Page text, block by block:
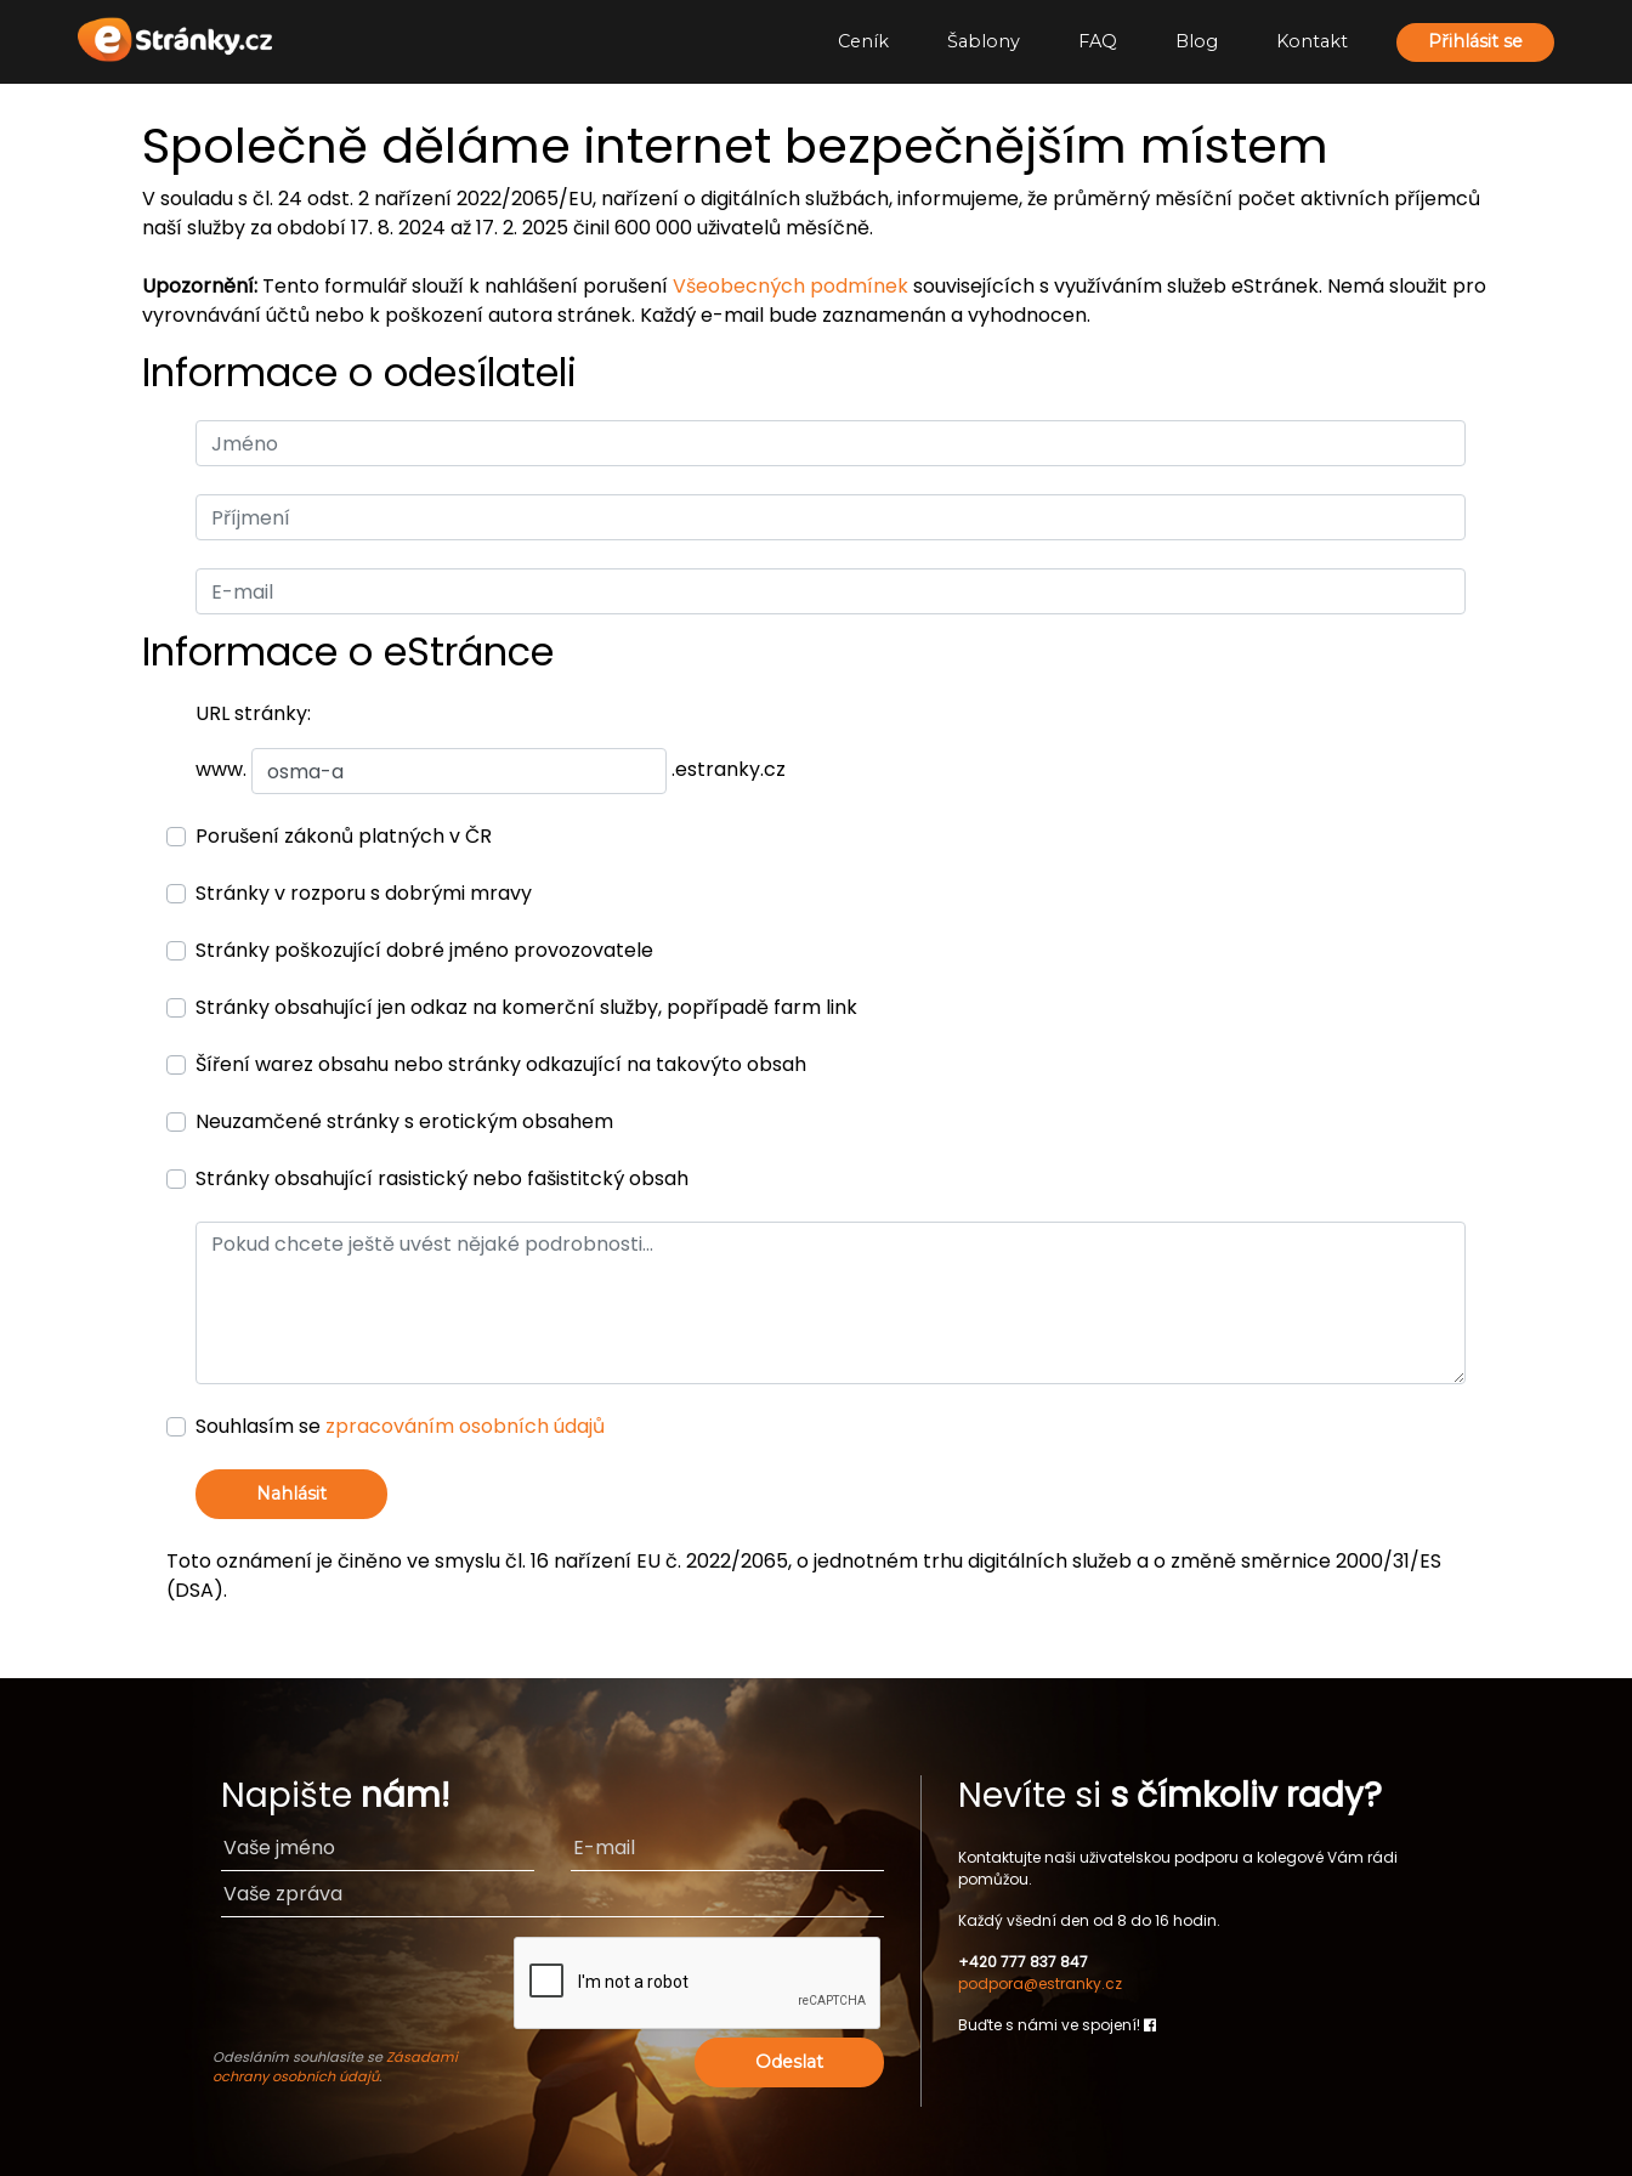
Ceník Šablony FAQ Blog Kontakt Přihlásit se
Společně děláme internet bezpečnějším místem
V souladu s čl. 24 odst. 2 nařízení 2022/2065/EU, nařízení o digitálních službách, informujeme, že průměrný měsíční počet aktivních příjemců
naší služby za období 17. 8. 2024 až 17. 2. 2025 činil 600 000 uživatelů měsíčně.
Upozornění: Tento formulář slouží k nahlášení porušeníVšeobecných podmíneksouvisejících s využíváním služeb eStránek. Nemá sloužit pro
vyrovnávání účtů nebo k poškození autora stránek. Každý e-mail bude zaznamenán a vyhodnocen.
Informace o odesílateli
Informace o eStránce
URL stránky:
www. .estranky.cz
Porušení zákonů platných v ČR
Stránky v rozporu s dobrými mravy
Stránky poškozující dobré jméno provozovatele
Stránky obsahující jen odkaz na komerční služby, popřípadě farm link
Šíření warez obsahu nebo stránky odkazující na takovýto obsah
Neuzamčené stránky s erotickým obsahem
Stránky obsahující rasistický nebo fašistitcký obsah
Souhlasím se zpracováním osobních údajů
Nahlásit
Toto oznámení je činěno ve smyslu čl. 16 nařízení EU č. 2022/2065, o jednotném trhu digitálních služeb a o změně směrnice 2000/31/ES
(DSA).
Napište nám!
Odesláním souhlasíte seZásadami
ochrany osobních údajů.
Odeslat
Nevíte si s čímkoliv rady?
Kontaktujte naši uživatelskou podporu a kolegové Vám rádi
pomůžou.
Každý všední den od 8 do 16 hodin.
+420 777 837 847
podpora@estranky.cz
Buďte s námi ve spojení!